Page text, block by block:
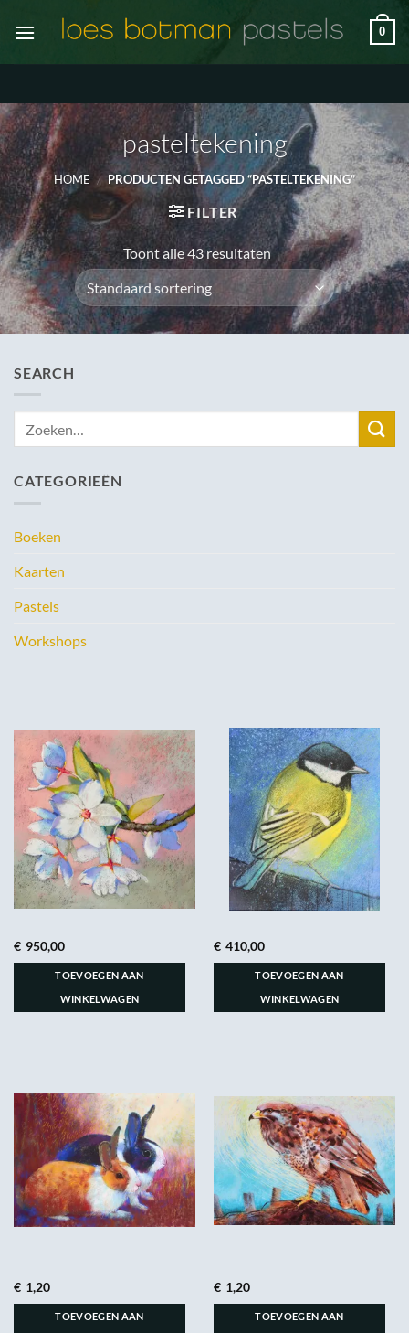
naar
0
pasteltekening
HOME / PRODUCTEN GETAGGED “PASTELTEKENING”
FILTER
Toont alle 43 resultaten
SEARCH
CATEGORIEËN
Boeken
Kaarten
Pastels
Workshops
€ 950,00
TOEVOEGEN AAN
WINKELWAGEN
€ 410,00
TOEVOEGEN AAN
WINKELWAGEN
€ 1,20
TOEVOEGEN AAN
€ 1,20
TOEVOEGEN AAN